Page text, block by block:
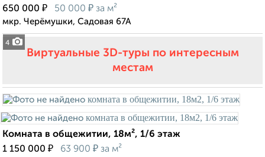
4
650 000 ₽ 50 000 ₽ за м²
мкр. Черёмушки, Садовая 67А
Виртуальные 3D-туры по интересным
местам
Комната в общежитии, 18м², 1/6 этаж
1 150 000 ₽ 63 900 ₽ за м²